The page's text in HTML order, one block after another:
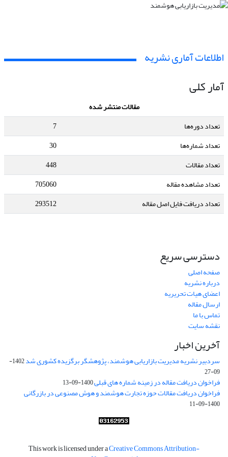
اطلاعات آماری نشریه
آمار کلی
مقالات منتشر شده
تعداد دوره‌ها
7
تعداد شماره‌ها
30
تعداد مقالات
448
تعداد مشاهده مقاله
705060
تعداد دریافت فایل اصل مقاله
293512
دسترسی سریع
صفحه اصلی
درباره نشریه
اعضای هیات تحریریه
ارسال مقاله
تماس با ما
نقشه سایت
آخرین اخبار
سردبیر نشریه مدیریت بازاریابی هوشمند، پژوهشگر برگزیده کشوری شد
1402-
09-27
فراخوان دریافت مقاله در زمینه شماره های قبلی1400-09-13
فراخوان دریافت مقالات حوزه تجارت هوشمند و هوش مصنوعی در بازرگانی
1400-09-11
This work is licensed under aCreative Commons Attribution-